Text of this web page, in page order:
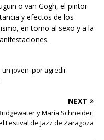
o van Gogh, el pintor
y efectos de los
en torno al sexo y a la
un joven por agredir
NEXT
y María Schneider,
Festival de Jazz de Zaragoza